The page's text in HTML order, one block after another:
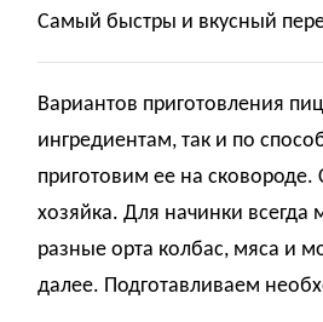
Самый быстры и вкусный
Вариантов приготовления
ингредиентам, так и по
приготовим ее на
хозяйка. Для начинки
разные орта колбас, мяса и
далее. Подготавливаем